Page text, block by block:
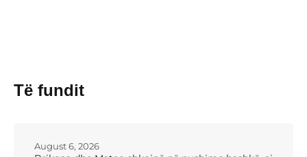
Të fundit
August 6, 2026